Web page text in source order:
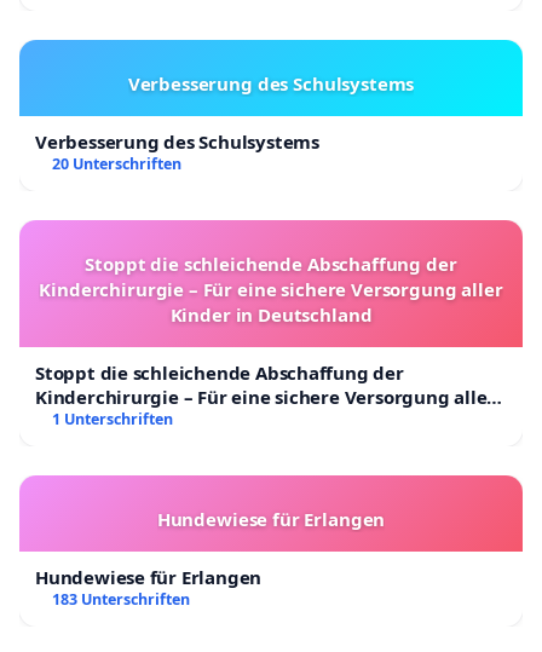
Verbesserung des Schulsystems
Verbesserung des Schulsystems
20 Unterschriften
Stoppt die schleichende Abschaffung der
Kinderchirurgie – Für eine sichere Versorgung aller
Kinder in Deutschland
Stoppt die schleichende Abschaffung der
Kinderchirurgie – Für eine sichere Versorgung aller
Kinder in Deutschland
1 Unterschriften
Hundewiese für Erlangen
Hundewiese für Erlangen
183 Unterschriften